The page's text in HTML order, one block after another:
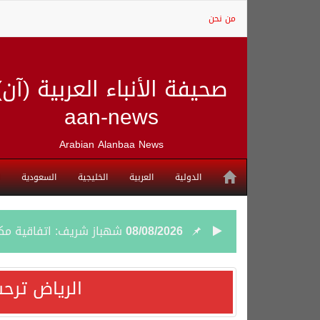
من نحن
صحيفة الأنباء العربية
aan-news
Arabian Alanbaa News
الدولية العربية الخليجية السعودية
08/08/2026 شهباز شريف: اتفاقية
08/08/2026أردوغان: اتفاقية مكة
الرياض